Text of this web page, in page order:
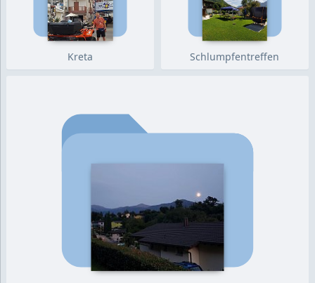
Kreta Schlumpfentreffen